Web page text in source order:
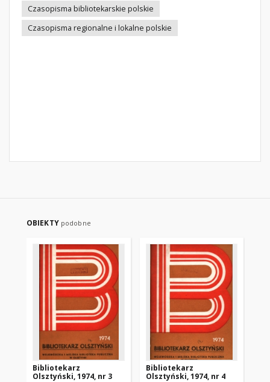
Czasopisma bibliotekarskie polskie
Czasopisma regionalne i lokalne polskie
OBIEKTY podobne
Bibliotekarz
Olsztyński, 1974, nr 3
Bibliotekarz
Olsztyński, 1974, nr 4